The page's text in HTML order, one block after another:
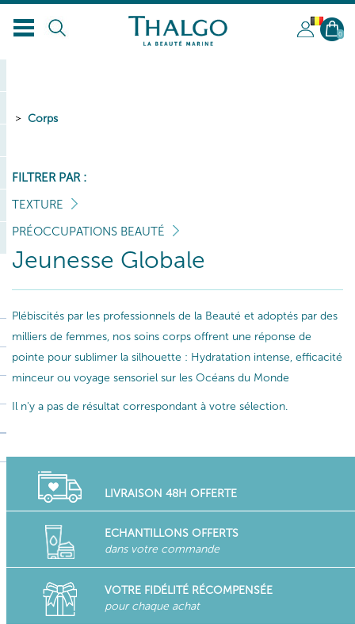
BL
0
Corps
FILTRER PAR :
TEXTURE
PRÉOCCUPATIONS BEAUTÉ
Jeunesse Globale
Plébiscités par les professionnels de la Beauté et adoptés par des
milliers de femmes, nos soins corps offrent une réponse de
pointe pour sublimer la silhouette : Hydratation intense, efficacité
minceur ou voyage sensoriel sur les Océans du Monde
Il n'y a pas de résultat correspondant à votre sélection.
LIVRAISON 48H OFFERTE
ECHANTILLONS OFFERTS
dans votre commande
VOTRE FIDÉLITÉ RÉCOMPENSÉE
pour chaque achat